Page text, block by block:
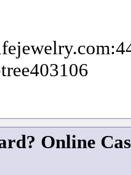
Online